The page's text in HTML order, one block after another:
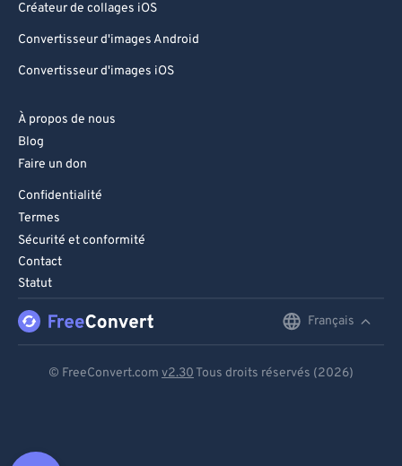
Créateur de collages iOS
Convertisseur d'images Android
Convertisseur d'images iOS
À propos de nous
Blog
Faire un don
Confidentialité
Termes
Sécurité et conformité
Contact
Statut
Français
© FreeConvert.com v2.30 Tous droits réservés (2026)